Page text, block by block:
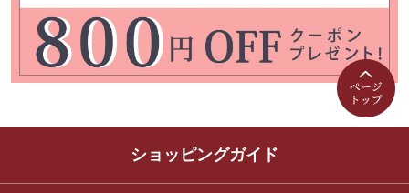
ショッピングガイド